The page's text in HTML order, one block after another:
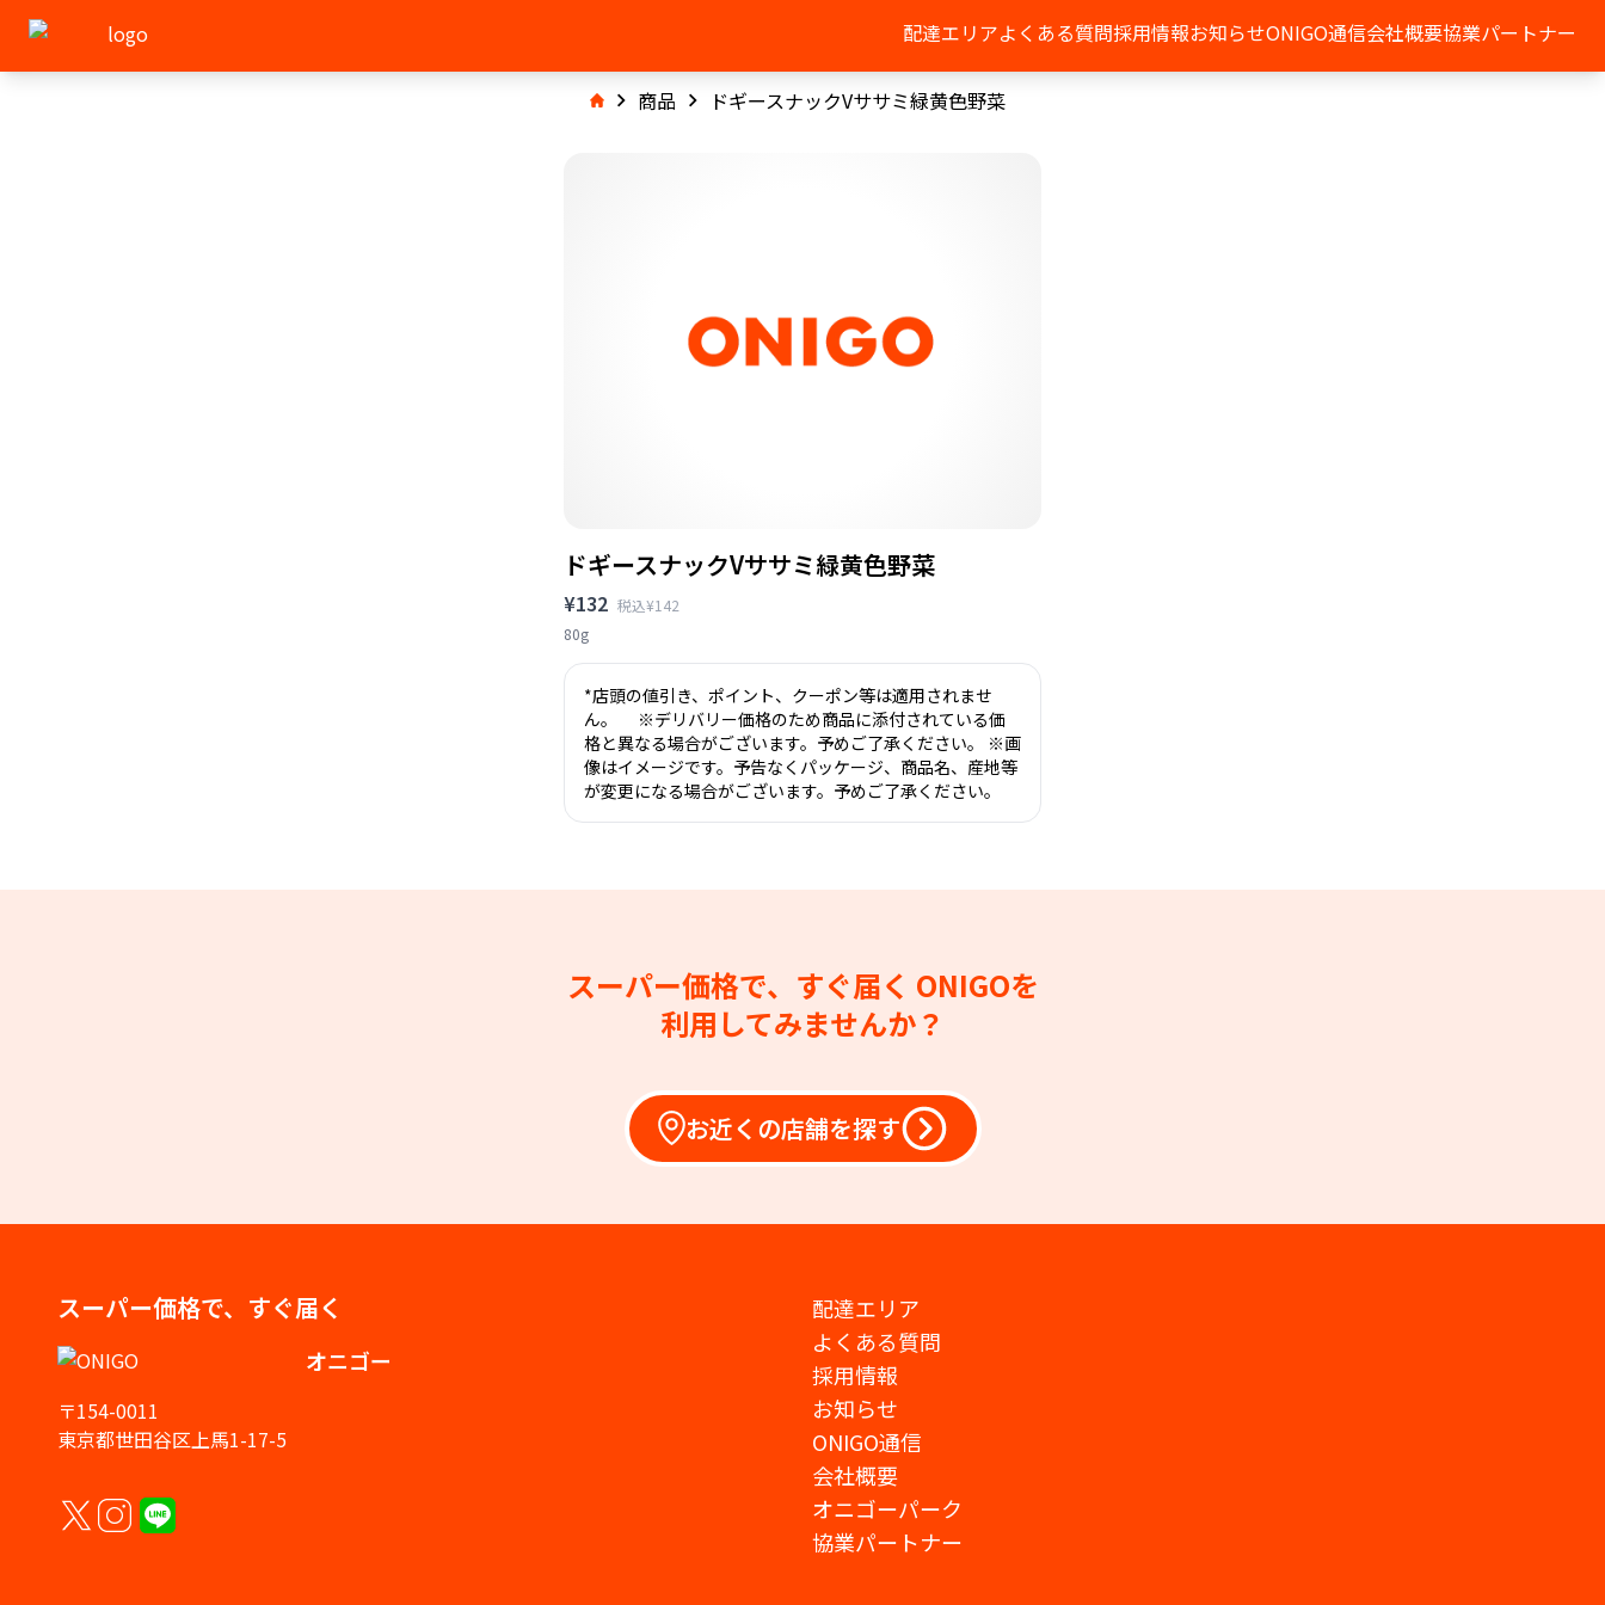
配達エリアよくある質問採用情報お知らせONIGO通信会社概要協業パートナー
商品 ドギースナックVササミ緑黄色野菜
ドギースナックVササミ緑黄色野菜
¥132 税込¥142
80g
*店頭の値引き、ポイント、クーポン等は適用されませ
ん。 ※デリバリー価格のため商品に添付されている価
格と異なる場合がございます。予めご了承ください。 ※画
像はイメージです。予告なくパッケージ、商品名、産地等
が変更になる場合がございます。予めご了承ください。
スーパー価格で、すぐ届く ONIGOを
利用してみませんか？
お近くの店舗を探す
スーパー価格で、すぐ届く
オニゴー
〒154-0011
東京都世田谷区上馬1-17-5
配達エリア
よくある質問
採用情報
お知らせ
ONIGO通信
会社概要
オニゴーパーク
協業パートナー